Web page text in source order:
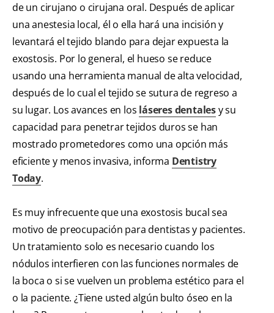
de un cirujano o cirujana oral. Después de aplicar
una anestesia local, él o ella hará una incisión y
levantará el tejido blando para dejar expuesta la
exostosis. Por lo general, el hueso se reduce
usando una herramienta manual de alta velocidad,
después de lo cual el tejido se sutura de regreso a
su lugar. Los avances en los láseres dentalesy su
capacidad para penetrar tejidos duros se han
mostrado prometedores como una opción más
eficiente y menos invasiva, informa Dentistry
Today.
Es muy infrecuente que una exostosis bucal sea
motivo de preocupación para dentistas y pacientes.
Un tratamiento solo es necesario cuando los
nódulos interfieren con las funciones normales de
la boca o si se vuelven un problema estético para el
o la paciente. ¿Tiene usted algún bulto óseo en la